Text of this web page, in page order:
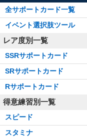
全サポートカード一覧
イベント選択肢ツール
レア度別一覧
SSRサポートカード
SRサポートカード
Rサポートカード
得意練習別一覧
スピード
スタミナ